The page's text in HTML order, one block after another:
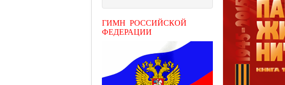
ГИМН РОССИЙСКОЙ
ФЕДЕРАЦИИ